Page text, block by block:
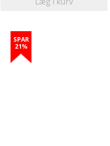
SPAR
21%